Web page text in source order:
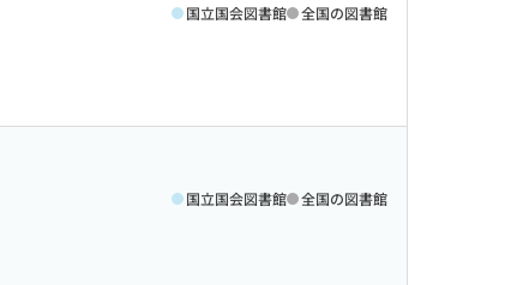
国立国会図書館 全国の図書館
国立国会図書館 全国の図書館